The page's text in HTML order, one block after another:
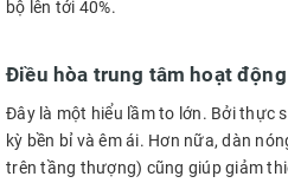
bộ lên tới 40%.
Điều hòa trung tâm hoạt động
Đây là một hiểu lầm to lớn. Bởi thực
kỳ bền bỉ và êm ái. Hơn nữa, dàn
trên tầng thượng) cũng giúp giảm